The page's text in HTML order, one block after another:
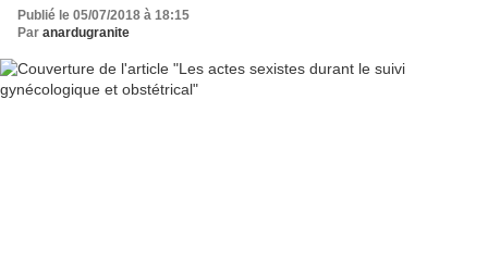
Publié le 05/07/2018 à 18:15
Par anardugranite